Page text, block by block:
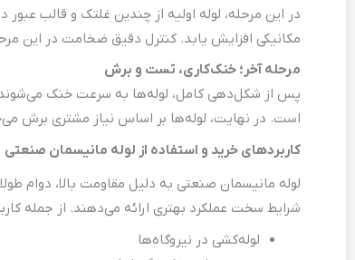
در این مرحله، لوله اولیه از چندین غلتک و قالب
مکانیکی افزایش یابد. کنترل دقیق ضخامت در این
مرحله آخر؛ خنک‌کاری، تست و برش
پس از شکل‌دهی کامل، لوله‌ها به سرعت خنک
است. در نهایت، لوله‌ها بر اساس نیاز مشتری برش
کاربردهای خرید و استفاده از لوله مانیسمان صنعتی
لوله مانیسمان صنعتی به دلیل مقاومت بالا، دوام
شرایط سخت عملکرد بهتری ارائه می‌دهند. از جمله
لوله‌کشی در نیروگاه‌ها